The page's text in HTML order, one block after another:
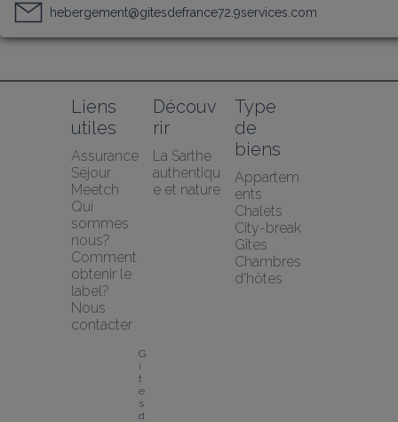
hebergement@gitesdefrance72.9services.com
Liens
utiles
Assurance
Séjour
Meetch
Qui
sommes
nous?
Comment
obtenir le
label?
Nous
contacter
Découv
rir
La Sarthe
authentiqu
e et nature
Type
de
biens
Appartem
ents
Chalets
City-break
Gîtes
Chambres
d'hôtes
G
î
t
e
s
d